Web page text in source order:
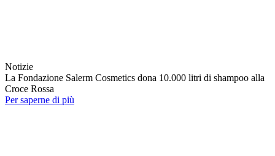
Notizie
La Fondazione Salerm Cosmetics dona 10.000 litri di shampoo alla
Croce Rossa
Per saperne di più